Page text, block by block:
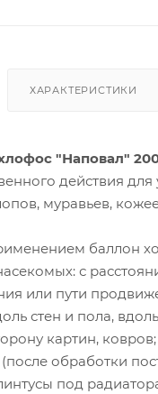
ХАРАКТЕРИСТИКИ
"Наповал"
действия
муравьев,
баллон
с
или пути
стен и пола,
картин,
обработки
под